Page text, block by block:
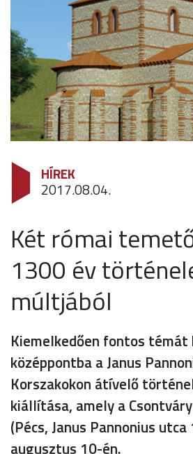
HÍREK
2017.08.04.
Két római
1300 év
múltjából
Kiemelkedően fontos témát
középpontba a Janus
Korszakokon átívelő
kiállítása, amely a
(Pécs, Janus Pannonius
augusztus 10-én.